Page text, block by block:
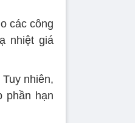
các công
nhiệt giá
nhiên,
phần hạn